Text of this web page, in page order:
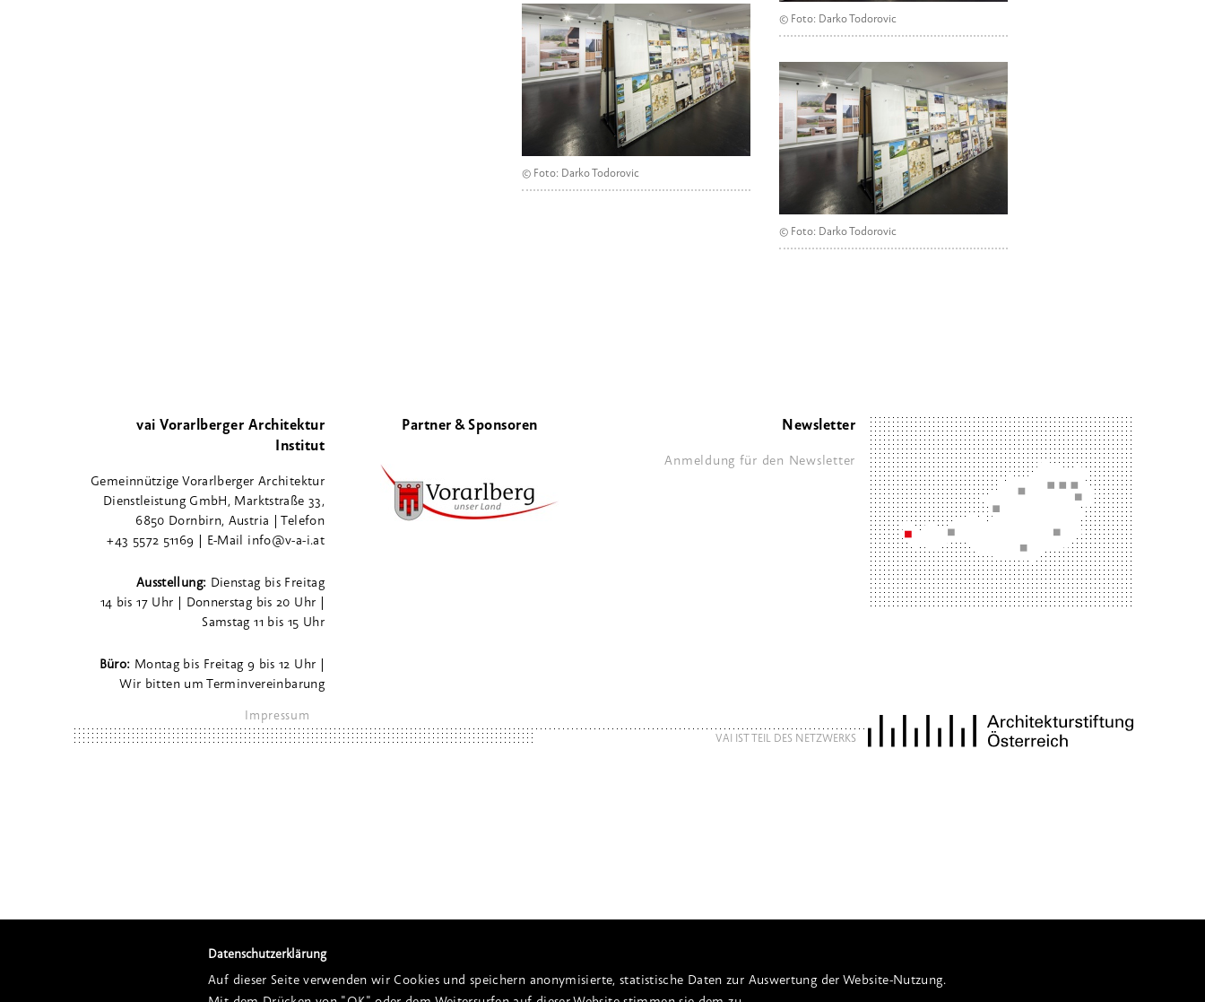
© Foto: Darko Todorovic
© Foto: Darko Todorovic
© Foto: Darko Todorovic
vai Vorarlberger Architektur
Institut
Gemeinnützige Vorarlberger Architektur
Dienstleistung GmbH, Marktstraße 33,
6850 Dornbirn, Austria | Telefon
+43 5572 51169 | E-Mail info@v-a-i.at
Ausstellung: Dienstag bis Freitag
14 bis 17 Uhr | Donnerstag bis 20 Uhr |
Samstag 11 bis 15 Uhr
Büro: Montag bis Freitag 9 bis 12 Uhr |
Wir bitten um Terminvereinbarung
Partner & Sponsoren Newsletter
Anmeldung für den Newsletter
Impressum
VAI IST TEIL DES NETZWERKS
Datenschutzerklärung
Auf dieser Seite verwenden wir Cookies und speichern anonymisierte, statistische Daten zur Auswertung der Website-Nutzung.